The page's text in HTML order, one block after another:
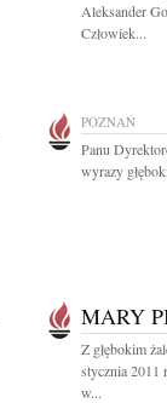
Aleksander
Człowiek...
POZNAŃ
Panu
wyrazy
MARY
Z głębokim
stycznia 2011
w...